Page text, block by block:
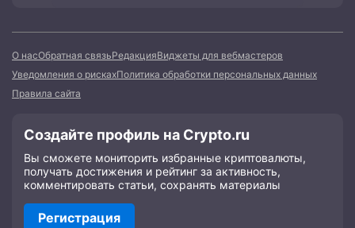
О насОбратная связьРедакцияВиджеты для вебмастеров
Уведомления о рискахПолитика обработки персональных данных
Правила сайта
Создайте профиль на Crypto.ru
Вы сможете мониторить избранные криптовалюты,
получать достижения и рейтинг за активность,
комментировать статьи, сохранять материалы
Регистрация